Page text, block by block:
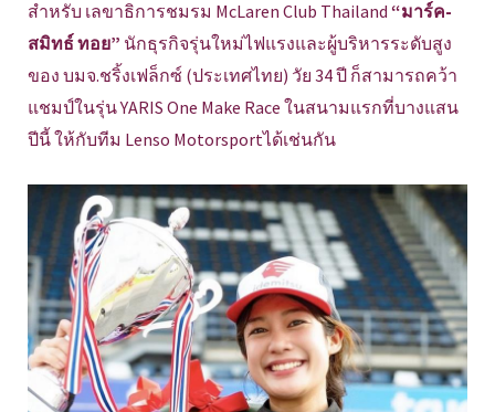
สำหรับ เลขาธิการชมรม McLaren Club Thailand “มาร์ค-
สมิทธ์ ทอย” นักธุรกิจรุ่นใหม่ไฟแรงและผู้บริหารระดับสูง
ของ บมจ.ชริ้งเฟล็กซ์ (ประเทศไทย) วัย 34 ปี ก็สามารถคว้า
แชมป์ในรุ่น YARIS One Make Race ในสนามแรกที่บางแสน
ปีนี้ ให้กับทีม Lenso Motorsportได้เช่นกัน